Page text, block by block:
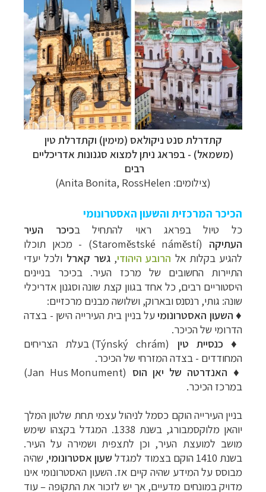
קתדרלת סנט ניקולאס (מימין) וקתדרלת טין
(משמאל) - בפראג ניתן למצוא סגנונות אדריכליים
רבים
(צילומים: Anita Bonita, RossHelen
)
הכיכר המרכזית והשעון האסטרונומי
כל טיול בפראג ראוי להתחיל בכיכר העיר
העתיקה
(Staroměstské náměstí) - מכאן תוכלו
להגיע בקלות אל הרובע היהודי,גשר קארל ולכל יעדי
התיירות החשובים של מרכז העיר. בכיכר בניינים
היסטוריים רבים, כל אחד בגוון קצת שונה וסגנון אדריכלי
שונה: גותי, רנסנס ובארוק, ושלושה מבנים מרכזיים:
♦ השעון האסטרונומי על בניין בית העירייה הישן - בצדה
הדרומי של הכיכר.
♦ כנסיית טין
(Týnský chrám) בעלת הצריחים
המחודדים - בצדה המזרחי של הכיכר.
♦ האנדרטה של יאן הוס
(Jan Hus Monument)
במרכז הכיכר.
בניין העירייה הוקם כסמל לניהול עצמי תחת שלטון המלך
יוהאן מלוקסמבורג
, בשנת 1338. המגדל בקצהו שימש
מושב למועצת העיר, וכן לתצפית ושמירה על העיר.
בשנת 1410 הוקם בצמוד למגדל
שעון אסטרונומי, שהיה
מבוסס על המידע שהיה קיים אז. השעון האסטרונומי אינו
מדויק במונחים מדעיים, אך יש לזכור את התקופה – עוד
תכנוןטיולים למדינות אירופהלחצו לרשימת היעדים »
תכנוןטיולים לצפון אמריקהלחצו לרשימת היעדים »
קרוזים והפלגות נופש